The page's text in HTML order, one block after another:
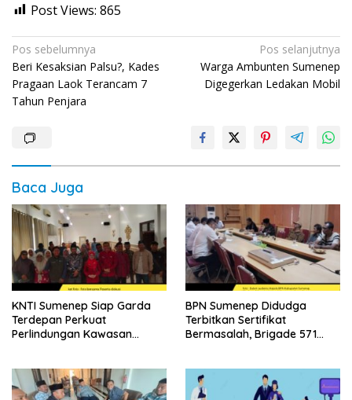
Post Views: 865
Navigasi
pos
Pos sebelumnya
Beri Kesaksian Palsu?, Kades
Pragaan Laok Terancam 7
Tahun Penjara
Pos selanjutnya
Warga Ambunten Sumenep
Digegerkan Ledakan Mobil
Baca Juga
KNTI Sumenep Siap Garda
Terdepan Perkuat
Perlindungan Kawasan
BPN Sumenep Didudga
Terbitkan Sertifikat
Bermasalah, Brigade 571